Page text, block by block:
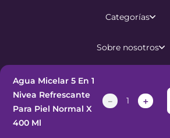
Agua Micelar 5 En 1
Nivea Refrescante
Para Piel Normal X
400 Ml
＋
－
Categorías
Sobre nosotros
reservados